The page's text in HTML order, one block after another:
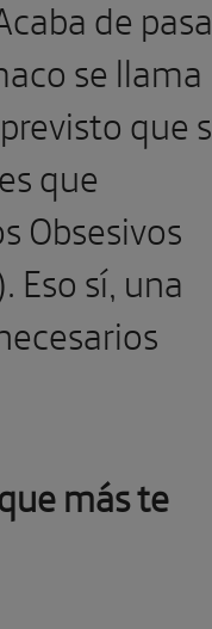
de
se llama
que
que
Obsesivos
Eso sí, una
más te